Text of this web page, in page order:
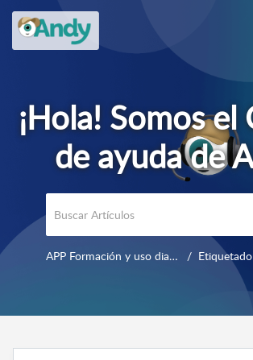
APP Formación y uso diario Etiquetado